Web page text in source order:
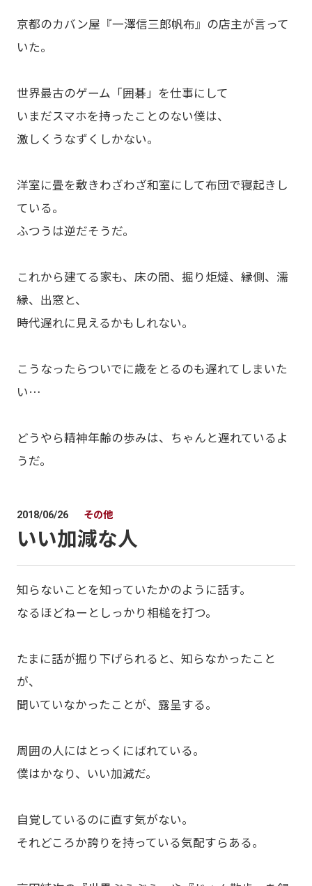
京都のカバン屋『一澤信三郎帆布』の店主が言って
いた。
世界最古のゲーム「囲碁」を仕事にして
いまだスマホを持ったことのない僕は、
激しくうなずくしかない。
洋室に畳を敷きわざわざ和室にして布団で寝起きし
ている。
ふつうは逆だそうだ。
これから建てる家も、床の間、掘り炬燵、縁側、濡
縁、出窓と、
時代遅れに見えるかもしれない。
こうなったらついでに歳をとるのも遅れてしまいた
い…
どうやら精神年齢の歩みは、ちゃんと遅れているよ
うだ。
2018/06/26 その他
いい加減な人
知らないことを知っていたかのように話す。
なるほどねーとしっかり相槌を打つ。
たまに話が掘り下げられると、知らなかったこと
が、
聞いていなかったことが、露呈する。
周囲の人にはとっくにばれている。
僕はかなり、いい加減だ。
自覚しているのに直す気がない。
それどころか誇りを持っている気配すらある。